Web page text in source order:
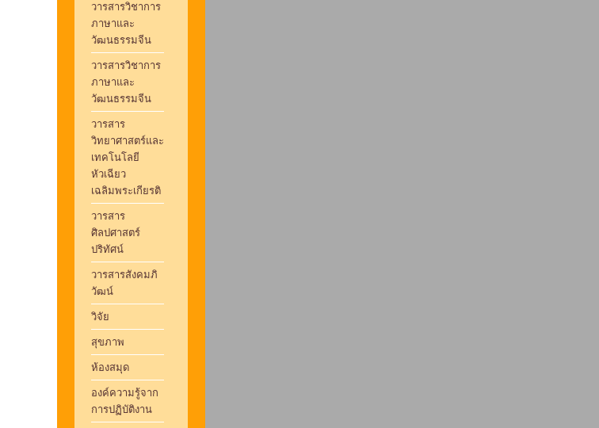
วารสารวิชาการ
ภาษาและ
วัฒนธรรมจีน
วารสารวิชาการ
ภาษาและ
วัฒนธรรมจีน
วารสาร
วิทยาศาสตร์และ
เทคโนโลยี
หัวเฉียว
เฉลิมพระเกียรติ
วารสาร
ศิลปศาสตร์
ปริทัศน์
วารสารสังคมภิ
วัฒน์
วิจัย
สุขภาพ
ห้องสมุด
องค์ความรู้จาก
การปฏิบัติงาน